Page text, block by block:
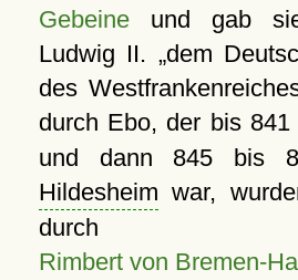
Gebeineund gab sie
Ludwig II.
dem
des
durch Ebo, der bis
und dann 845 bis
Hildesheim war,
durch
Rimbert von Bremen-